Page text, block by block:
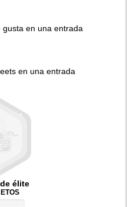
en una entrada
en una entrada
élite